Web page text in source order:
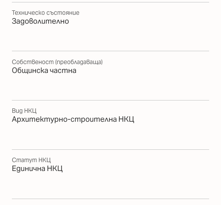
Техническо състояние
Задоволително
Собственост (преобладаваща)
Общинска частна
Вид НКЦ
Архитектурно-строителна НКЦ
Статут НКЦ
Единична НКЦ